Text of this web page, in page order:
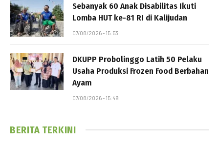
Sebanyak 60 Anak Disabilitas Ikuti
Lomba HUT ke-81 RI di Kalijudan
07/08/2026 - 15:53
DKUPP Probolinggo Latih 50 Pelaku
Usaha Produksi Frozen Food Berbahan
Ayam
07/08/2026 - 15:49
BERITA TERKINI